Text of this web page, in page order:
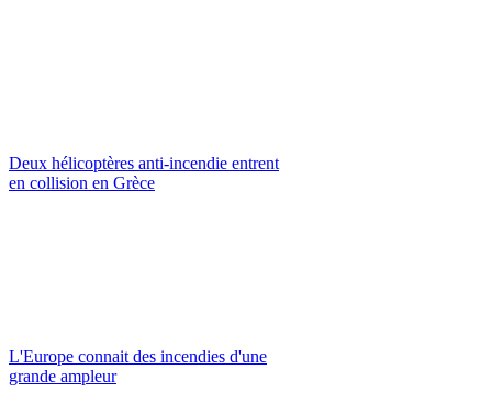
Deux hélicoptères anti-incendie entrent
en collision en Grèce
L'Europe connait des incendies d'une
grande ampleur